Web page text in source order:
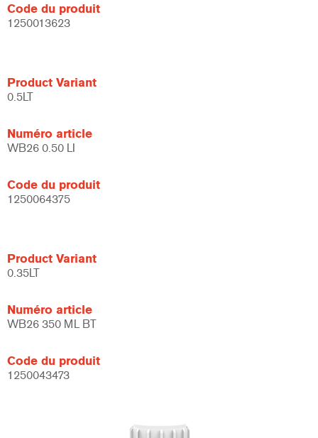
Code du produit
1250013623
Product Variant
0.5LT
Numéro article
WB26 0.50 LI
Code du produit
1250064375
Product Variant
0.35LT
Numéro article
WB26 350 ML BT
Code du produit
1250043473